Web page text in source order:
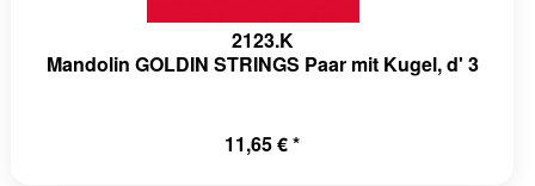
2123.K
Mandolin GOLDIN STRINGS Paar mit Kugel, d' 3
11,65 € *